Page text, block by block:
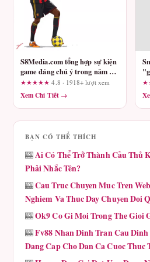
S8Media.com tổng hợp sự kiện
game đáng chú ý trong năm –
Sân chơi nào thực sự uy tín?
★★★★★4.8 · 1918+ lượt xem
Xem Chi Tiết →
BẠN CÓ THỂ THÍCH
🎰Ai Có Thể Trở Thành Cầu Thủ
Phải Nhắc Tên?
🎰Cau Truc Chuyen Muc Tren
Nghiem Va Thuc Day Chuyen Doi
🎰Ok9 Co Gi Moi Trong The Gioi
🎰Fv88 Nhan Dinh Tran Cau
Dang Cap Cho Dan Ca Cuoc